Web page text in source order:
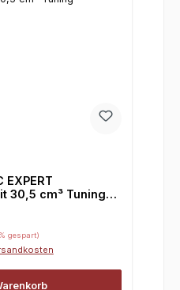
EXPERT
30,5 cm³ Tuning
gespart)